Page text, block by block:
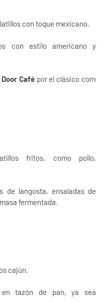
con toque mexicano.
con estilo americano y
Cafépor el clásico corn
fritos, como pollo,
de langosta, ensaladas de
fermentada.
cajún.
en tazón de pan, ya sea